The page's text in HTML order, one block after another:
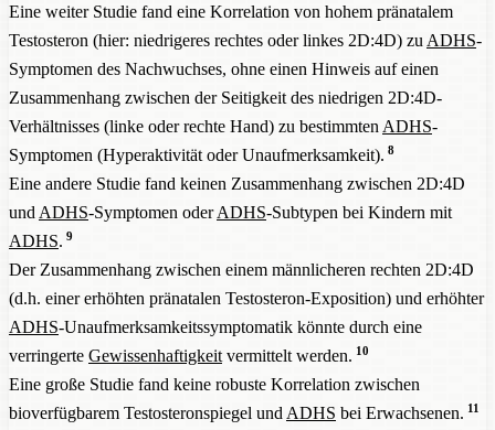
Eine weiter Studie fand eine Korrelation von hohem pränatalem
Testosteron (hier: niedrigeres rechtes oder linkes 2D:4D) zu ADHS-
Symptomen des Nachwuchses, ohne einen Hinweis auf einen
Zusammenhang zwischen der Seitigkeit des niedrigen 2D:4D-
Verhältnisses (linke oder rechte Hand) zu bestimmten ADHS-
Symptomen (Hyperaktivität oder Unaufmerksamkeit). 8
Eine andere Studie fand keinen Zusammenhang zwischen 2D:4D
und ADHS-Symptomen oderADHS-Subtypen bei Kindern mit
ADHS. 9
Der Zusammenhang zwischen einem männlicheren rechten 2D:4D
(d.h. einer erhöhten pränatalen Testosteron-Exposition) und erhöhter
ADHS-Unaufmerksamkeitssymptomatik könnte durch eine
verringerte Gewissenhaftigkeit vermittelt werden. 10
Eine große Studie fand keine robuste Korrelation zwischen
bioverfügbarem Testosteronspiegel und ADHS bei Erwachsenen. 11